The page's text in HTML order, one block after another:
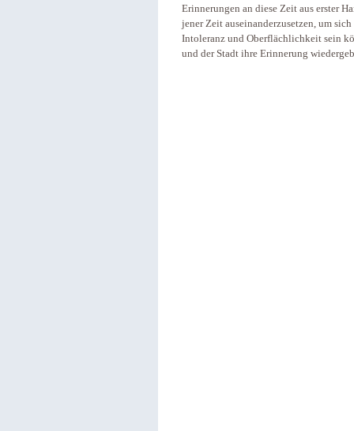
Erinnerungen an diese Zeit aus erster
jener Zeit auseinanderzusetzen, um
Intoleranz und Oberflächlichkeit sein
und der Stadt ihre Erinnerung